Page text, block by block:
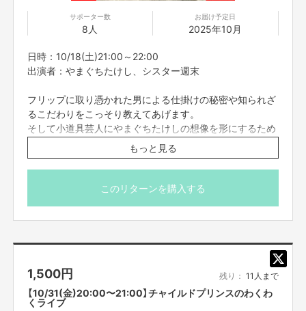
サポーター数
8人
お届け予定日
2025年10月
日時：10/18(土)21:00～22:00
出演者：やまぐちたけし、シスター週末
フリップに取り憑かれた男による仕掛けの秘密や知られざ
るこだわりをこっそり教えてあげます。
そして小道具芸人にやまぐちたけしの想像を形にするため
に相談している様子をご覧いただきます。
※こちらのリターンは10/14(火)23:59までお買い求め頂け
※プロジェクト本文の末尾に記載されている【ご支援にあた
もっと見る
このリターンを購入する
1,500円 残り： 11人まで
【10/31(金)20:00〜21:00】チャイルドプリンスのわくわ
くライブ